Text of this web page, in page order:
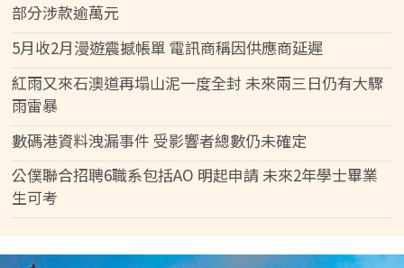
部分涉款逾萬元
5月收2月漫遊震撼帳單 電訊商稱因供應商延遲
紅雨又來石澳道再塌山泥一度全封 未來兩三日仍有大驟
雨雷暴
數碼港資料洩漏事件 受影響者總數仍未確定
公僕聯合招聘6職系包括AO 明起申請 未來2年學士畢業
生可考